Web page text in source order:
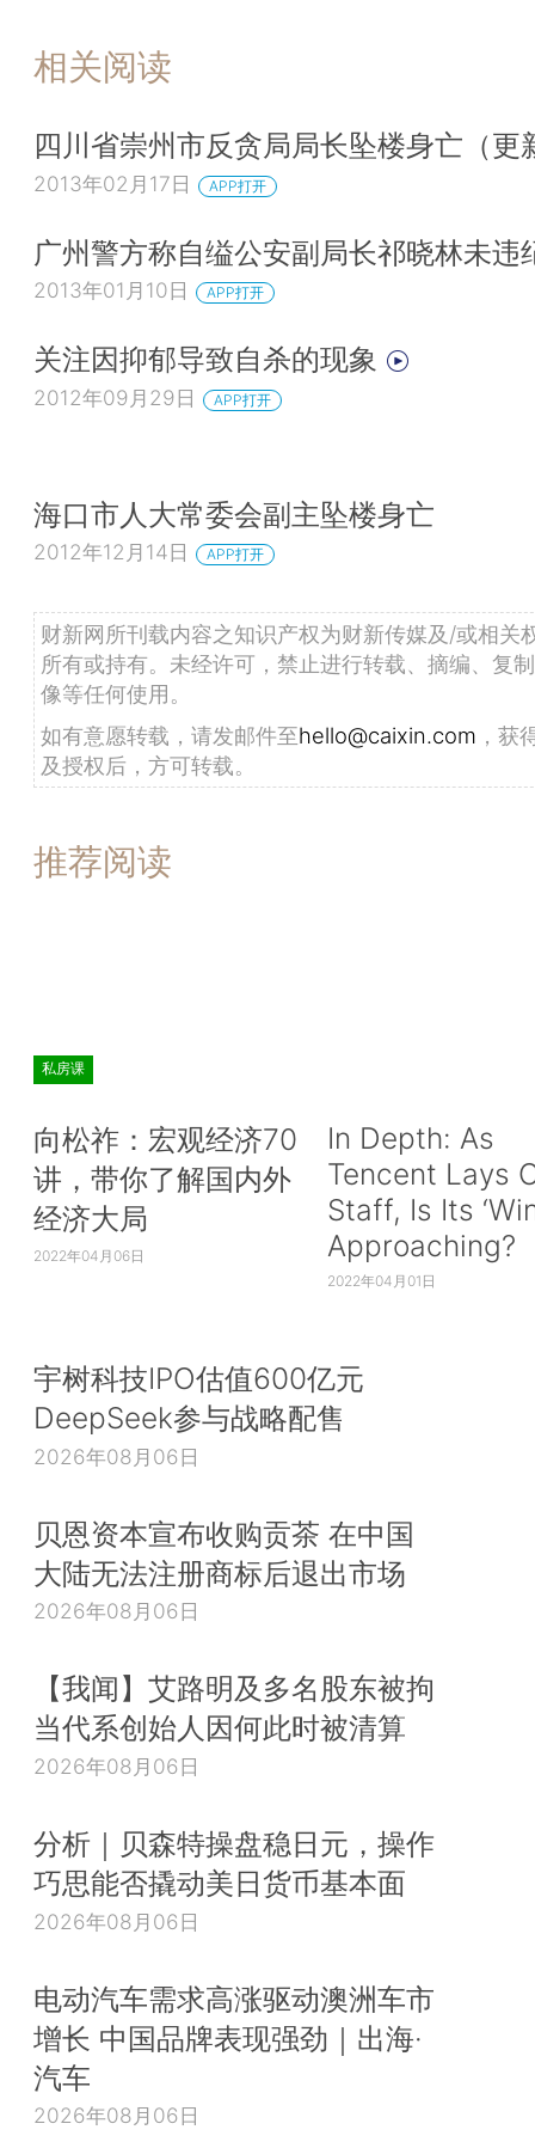
相关阅读
四川省崇州市反贪局局长坠楼身亡（更
2013年02月17日 APP打开
广州警方称自缢公安副局长祁晓林未违
2013年01月10日 APP打开
关注因抑郁导致自杀的现象
2012年09月29日 APP打开
海口市人大常委会副主坠楼身亡
2012年12月14日 APP打开
财新网所刊载内容之知识产权为财新传媒及/或相关
所有或持有。未经许可，禁止进行转载、摘编、复
像等任何使用。
如有意愿转载，请发邮件至hello@caixin.com ，获
及授权后，方可转载。
推荐阅读
私房课
向松祚：宏观经济70
讲，带你了解国内外
经济大局
2022年04月06日
In Depth: As
Tencent Lays
Staff, Is Its
Approaching?
2022年04月01日
宇树科技IPO估值600亿元
DeepSeek参与战略配售
2026年08月06日
贝恩资本宣布收购贡茶 在中国
大陆无法注册商标后退出市场
2026年08月06日
【我闻】艾路明及多名股东被拘
当代系创始人因何此时被清算
2026年08月06日
分析｜贝森特操盘稳日元，操作
巧思能否撬动美日货币基本面
2026年08月06日
电动汽车需求高涨驱动澳洲车市
增长 中国品牌表现强劲｜出海·
汽车
2026年08月06日